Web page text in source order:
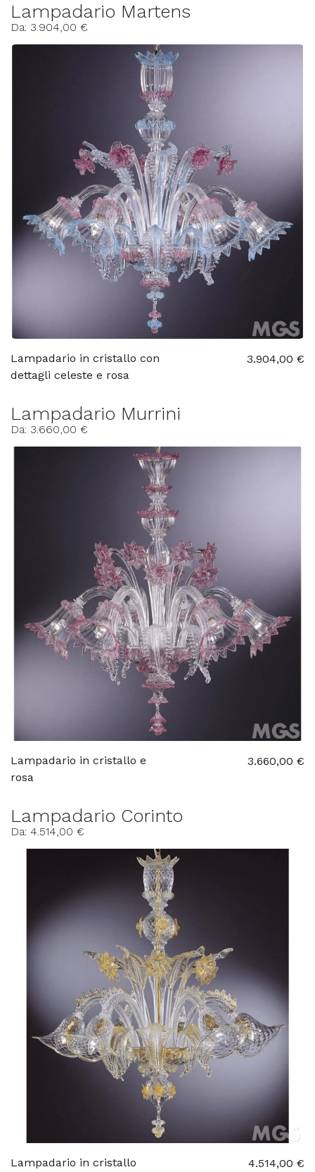
Lampadario Martens
Da: 3.904,00 €
Lampadario in cristallo con
dettagli celeste e rosa
3.904,00 €
Lampadario Murrini
Da: 3.660,00 €
Lampadario in cristallo e
rosa
3.660,00 €
Lampadario Corinto
Da: 4.514,00 €
Lampadario in cristallo
4.514,00 €